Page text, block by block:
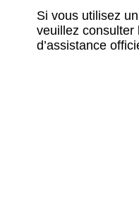
Si vous utilisez
veuillez consulter
d’assistance